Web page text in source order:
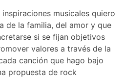
musicales quiero
de la familia, del amor y que
si se fijan objetivos
valores a través de la
canción que hago bajo
propuesta de rock